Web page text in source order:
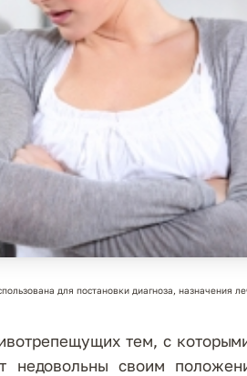
для постановки диагноза, назначения
тем, с
недовольны своим